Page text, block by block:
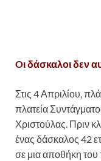
Oι δάσκαλοι δεν
Στις 4 Απριλίου,
πλατεία
Χριστούλας. Πριν
ένας δάσκαλος 42
σε μια αποθήκη